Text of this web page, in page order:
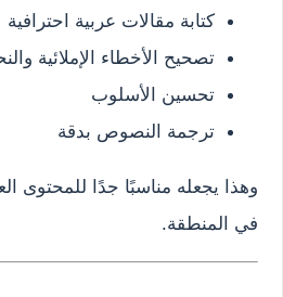
كتابة مقالات عربية احترافية
تصحيح الأخطاء الإملائية
تحسين الأسلوب
ترجمة النصوص بدقة
وهذا يجعله مناسبًا جدًا للمحتوى
في المنطقة.